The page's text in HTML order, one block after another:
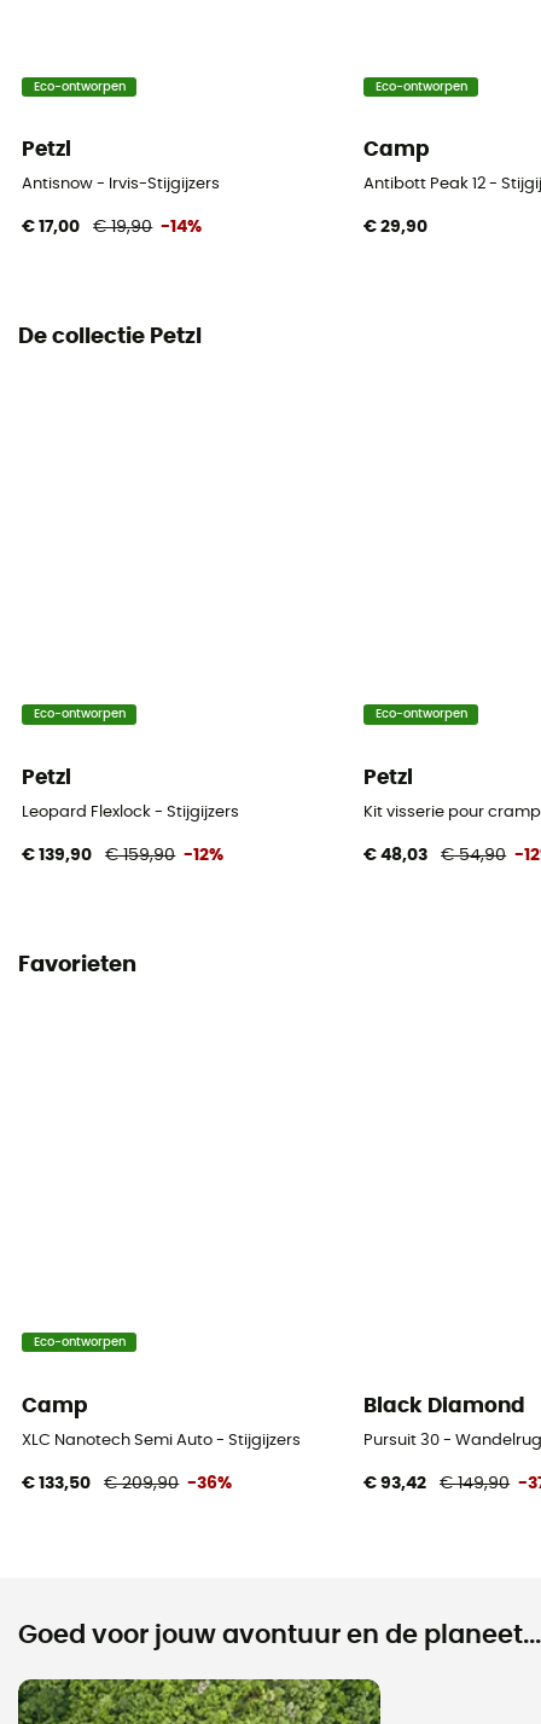
Eco-ontworpen
Petzl
Antisnow - Irvis-Stijgijzers
€ 17,00 € 19,90 -14%
Eco-ontworpen
Camp
Antibott Peak 12 -
€ 29,90
De collectie Petzl
Eco-ontworpen
Petzl
Leopard Flexlock - Stijgijzers
€ 139,90 € 159,90 -12%
Eco-ontworpen
Petzl
Kit visserie pour
€ 48,03 € 54,90 -
Favorieten
Eco-ontworpen
Camp
XLC Nanotech Semi Auto - Stijgijzers
€ 133,50 € 209,90 -36%
Black Diamond
Pursuit 30 -
€ 93,42 € 149,90 -
Goed voor jouw avontuur en de planeet...